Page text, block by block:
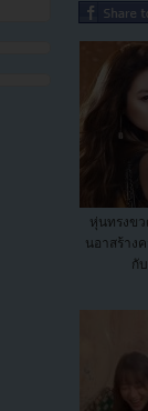
หุ่นทรงข
นอาสร้าง
กั